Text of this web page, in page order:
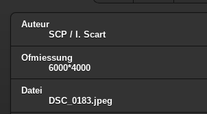
Auteur
SCP / I. Scart
Ofmiessung
6000*4000
Datei
DSC_0183.jpeg